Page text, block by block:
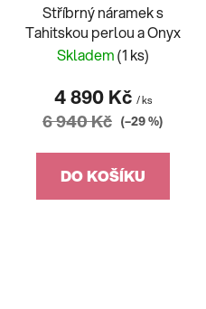
Stříbrný náramek s
Tahitskou perlou a Onyx
Skladem(1 ks)
4 890 Kč / ks
6 940 Kč (–29 %)
DO KOŠÍKU